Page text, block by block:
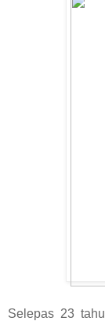
Selepas 23